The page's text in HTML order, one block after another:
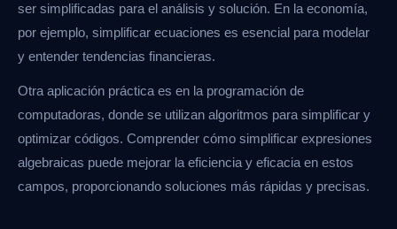
ser simplificadas para el análisis y solución. En la economía,
por ejemplo, simplificar ecuaciones es esencial para modelar
y entender tendencias financieras.
Otra aplicación práctica es en la programación de
computadoras, donde se utilizan algoritmos para simplificar y
optimizar códigos. Comprender cómo simplificar expresiones
algebraicas puede mejorar la eficiencia y eficacia en estos
campos, proporcionando soluciones más rápidas y precisas.